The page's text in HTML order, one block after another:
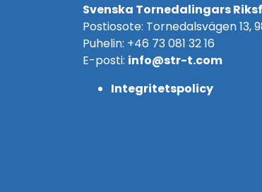
Svenska Tornedalingars
Postiosote: Tornedalsvägen 13,
Puhelin: +46 73 081 32 16
E-posti: info@str-t.com
Integritetspolicy